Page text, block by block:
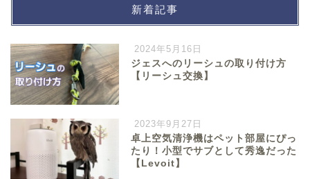
新着記事
2024年5月16日
ジェスへのリーシュの取り付け方
【リーシュ交換】
2023年9月27日
卓上空気清浄機はペット部屋にぴっ
たり！小型でサブとして秀逸だった
【Levoit】